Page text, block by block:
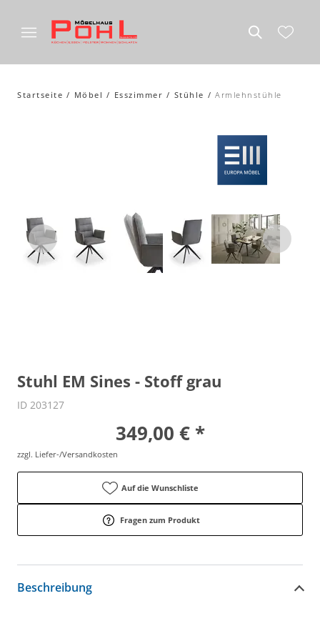
Startseite Möbel Esszimmer Stühle Armlehnstühle
Stuhl EM Sines - Stoff grau
ID 203127
349,00 € *
zzgl. Liefer-/Versandkosten
Auf die Wunschliste
Fragen zum Produkt
Beschreibung